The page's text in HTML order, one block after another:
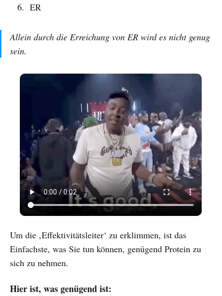
ER
Allein durch die Erreichung von ER wird es nicht genug
sein.
Um die ‚Effektivitätsleiter‘ zu erklimmen, ist das
Einfachste, was Sie tun können, genügend Protein zu
sich zu nehmen.
Hier ist, was genügend ist: